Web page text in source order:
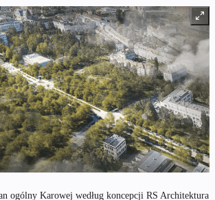
ogólny Karowej według koncepcji RS Architektura